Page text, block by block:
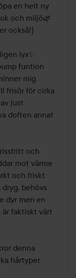
en helt ny
och miljö🌿
också!)
lyx✨
funtion
mig
frisör för cirka
just
doften annat
och
mot värme
och friskt
behövs
dyr men en
är faktiskt värt
denna
hårtyper